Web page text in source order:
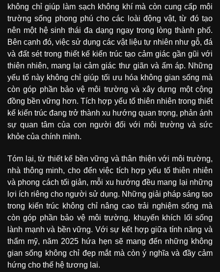
không chỉ giúp làm sạch không khí mà còn cung cấp môi
trường sống phong phú cho các loài động vật, từ đó tạo
nên một hệ sinh thái đa dạng ngay trong lòng thành phố.
Bên cạnh đó, việc sử dụng các vật liệu tự nhiên như gỗ, đá
và đất sét trong thiết kế kiến trúc tạo cảm giác gần gũi với
thiên nhiên, mang lại cảm giác thư giãn và ấm áp. Những
yếu tố này không chỉ giúp tối ưu hóa không gian sống mà
còn góp phần bảo vệ môi trường và xây dựng một cộng
đồng bền vững hơn. Tích hợp yếu tố thiên nhiên trong thiết
kế kiến trúc đang trở thành xu hướng quan trọng, phản ánh
sự quan tâm của con người đối với môi trường và sức
khỏe của chính mình.
Tóm lại, từ thiết kế bền vững và thân thiện với môi trường,
nhà thông minh, cho đến việc tích hợp yếu tố thiên nhiên
và phong cách tối giản, mỗi xu hướng đều mang lại những
lợi ích riêng cho người sử dụng. Những giải pháp sáng tạo
trong kiến trúc không chỉ nâng cao trải nghiệm sống mà
còn góp phần bảo vệ môi trường, khuyến khích lối sống
lành mạnh và bền vững. Với sự kết hợp giữa tính năng và
thẩm mỹ, năm 2025 hứa hẹn sẽ mang đến những không
gian sống không chỉ đẹp mắt mà còn ý nghĩa và đầy cảm
hứng cho thế hệ tương lai.